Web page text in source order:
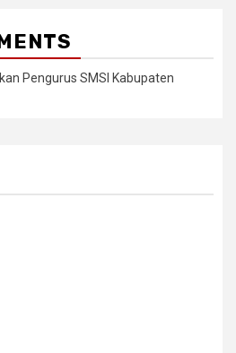
Pengurus SMSI Kabupaten